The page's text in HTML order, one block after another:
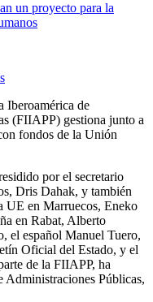
un proyecto para la
Iberoamérica de
(FIIAPP) gestiona junto a
fondos de la Unión
por el secretario
Dris Dahak, y también
UE en Marruecos, Eneko
en Rabat, Alberto
el español Manuel Tuero,
Oficial del Estado, y el
de la FIIAPP, ha
Administraciones Públicas,